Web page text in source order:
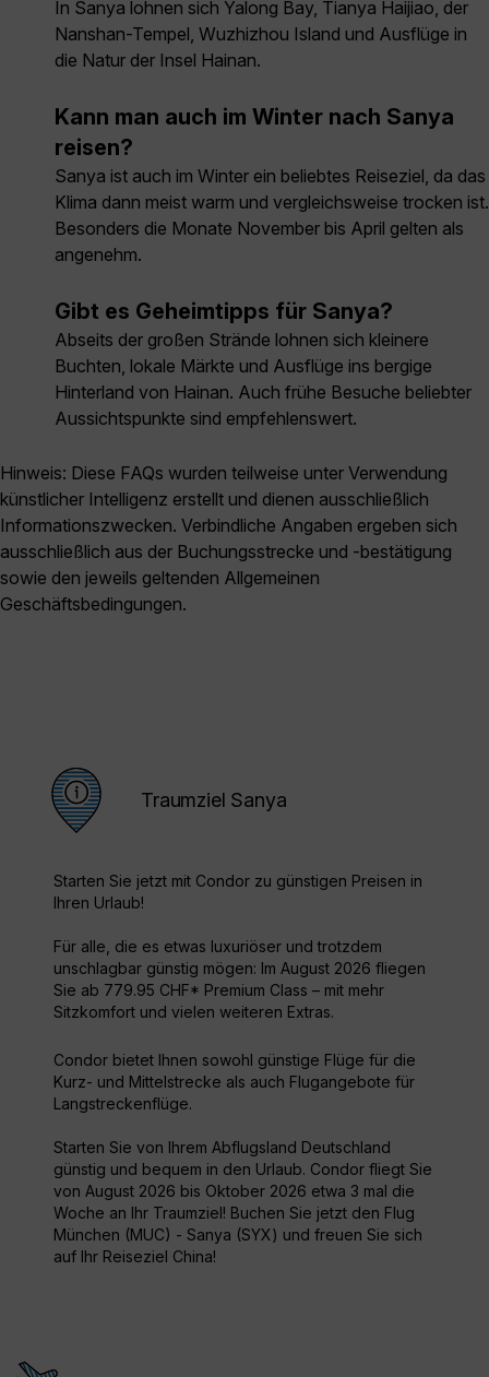
In Sanya lohnen sich Yalong Bay, Tianya Haijiao, der
Nanshan-Tempel, Wuzhizhou Island und Ausflüge in
die Natur der Insel Hainan.
Kann man auch im Winter nach Sanya
reisen?
Sanya ist auch im Winter ein beliebtes Reiseziel, da das
Klima dann meist warm und vergleichsweise trocken ist.
Besonders die Monate November bis April gelten als
angenehm.
Gibt es Geheimtipps für Sanya?
Abseits der großen Strände lohnen sich kleinere
Buchten, lokale Märkte und Ausflüge ins bergige
Hinterland von Hainan. Auch frühe Besuche beliebter
Aussichtspunkte sind empfehlenswert.
Hinweis: Diese FAQs wurden teilweise unter Verwendung
künstlicher Intelligenz erstellt und dienen ausschließlich
Informationszwecken. Verbindliche Angaben ergeben sich
ausschließlich aus der Buchungsstrecke und -bestätigung
sowie den jeweils geltenden Allgemeinen
Geschäftsbedingungen.
Traumziel Sanya
Starten Sie jetzt mit Condor zu günstigen Preisen in
Ihren Urlaub!
Für alle, die es etwas luxuriöser und trotzdem
unschlagbar günstig mögen: Im August 2026 fliegen
Sie ab 779.95 CHF* Premium Class – mit mehr
Sitzkomfort und vielen weiteren Extras.
Condor bietet Ihnen sowohl günstige Flüge für die
Kurz- und Mittelstrecke als auch Flugangebote für
Langstreckenflüge.
Starten Sie von Ihrem Abflugsland Deutschland
günstig und bequem in den Urlaub. Condor fliegt Sie
von August 2026 bis Oktober 2026 etwa 3 mal die
Woche an Ihr Traumziel! Buchen Sie jetzt den Flug
München (MUC) - Sanya (SYX) und freuen Sie sich
auf Ihr Reiseziel China!